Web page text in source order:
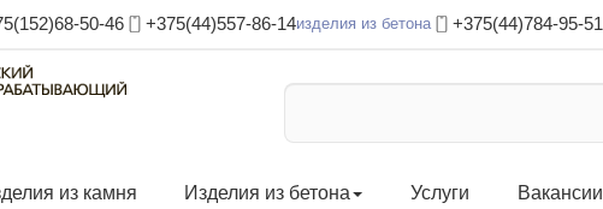
50-46 +375(44)557-86-14изделия из бетона +375(44)784-95-51
из камня Изделия из бетона Услуги Вакансии